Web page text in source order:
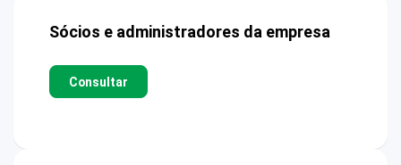
Sócios e administradores da empresa
Consultar